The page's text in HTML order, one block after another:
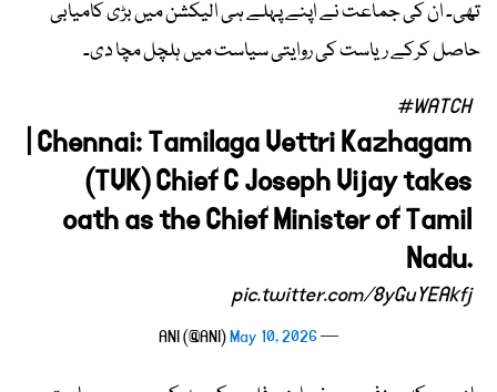
تھی۔ ان کی جماعت نے اپنے پہلے ہی الیکشن میں بڑی کامیابی
حاصل کرکے ریاست کی روایتی سیاست میں ہلچل مچا دی۔
#WATCH
| Chennai: Tamilaga Vettri Kazhagam
(TVK) Chief C Joseph Vijay takes
oath as the Chief Minister of Tamil
Nadu.
pic.twitter.com/8yGuYEAkfj
— ANI (@ANI)
May 10, 2026